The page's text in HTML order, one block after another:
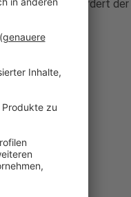
nachbessern, fordert der